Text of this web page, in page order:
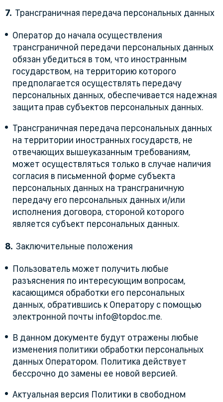
Трансграничная передача персональных данных
Оператор до начала осуществления
трансграничной передачи персональных данных
обязан убедиться в том, что иностранным
государством, на территорию которого
предполагается осуществлять передачу
персональных данных, обеспечивается надежная
защита прав субъектов персональных данных.
Трансграничная передача персональных данных
на территории иностранных государств, не
отвечающих вышеуказанным требованиям,
может осуществляться только в случае наличия
согласия в письменной форме субъекта
персональных данных на трансграничную
передачу его персональных данных и/или
исполнения договора, стороной которого
является субъект персональных данных.
Заключительные положения
Пользователь может получить любые
разъяснения по интересующим вопросам,
касающимся обработки его персональных
данных, обратившись к Оператору с помощью
электронной почты info@topdoc.me.
В данном документе будут отражены любые
изменения политики обработки персональных
данных Оператором. Политика действует
бессрочно до замены ее новой версией.
Актуальная версия Политики в свободном